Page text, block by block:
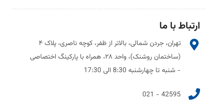
ارتباط با ما
تهران، جردن شمالی، بالاتر از ظفر، کوچه ناصری، پلاک ۴
(ساختمان روشنک)، واحد ۲۸، همراه با پارکینگ اختصاصی
- شنبه تا چهارشنبه 8:30 الی 17:30
42595 - 021